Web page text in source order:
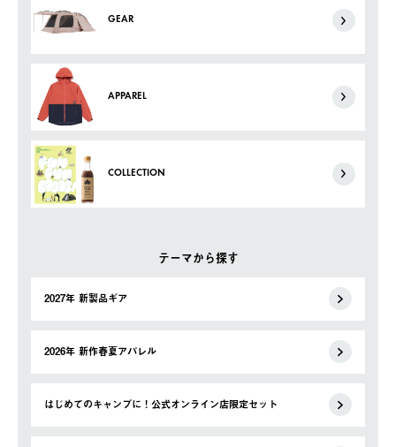
GEAR
APPAREL
COLLECTION
テーマから探す
2027年 新製品ギア
2026年 新作春夏アパレル
はじめてのキャンプに！公式オンライン店限定セット